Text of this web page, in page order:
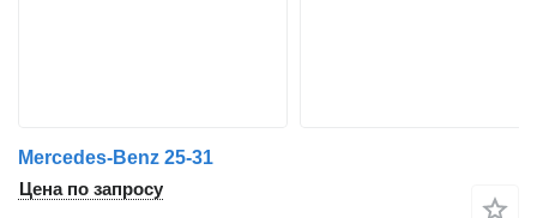
Mercedes-Benz 25-31
Цена по запросу